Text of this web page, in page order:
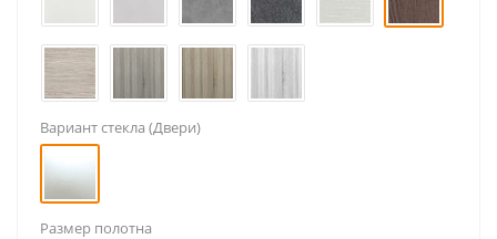
Вариант стекла (Двери)
Размер полотна